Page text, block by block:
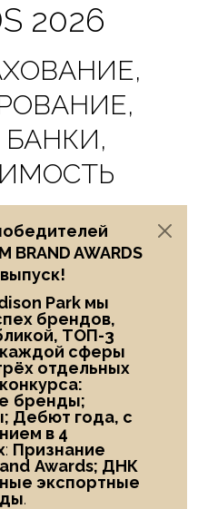
2026
BRAND AWARDS
Park мы
брендов,
ТОП-3
сферы
отдельных
бренды;
Дебют года, с
в 4
: Признание
Awards; ДНК
экспортные
.